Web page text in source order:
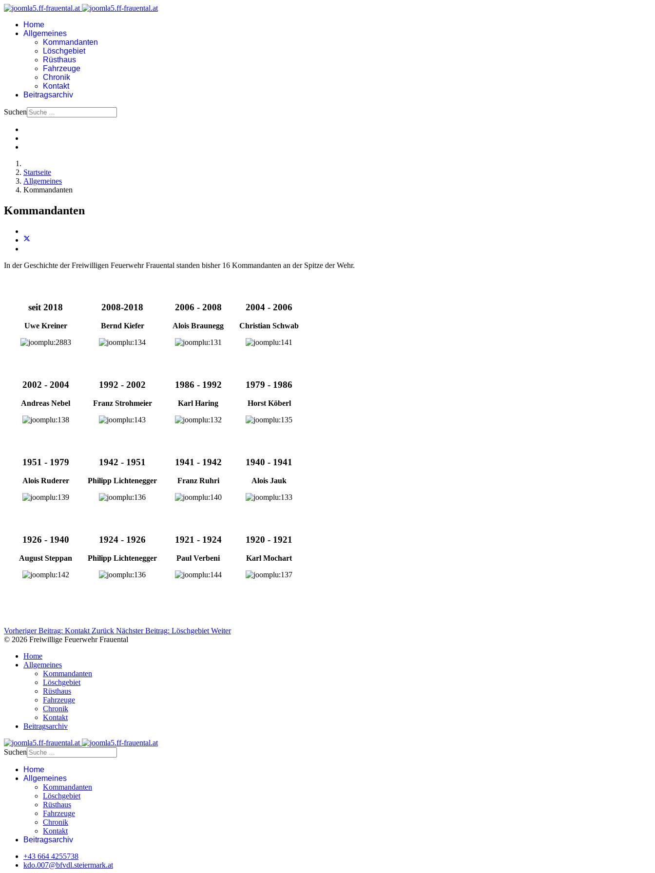
Home
Allgemeines
Kommandanten
Löschgebiet
Rüsthaus
Fahrzeuge
Chronik
Kontakt
Beitragsarchiv
Suchen
Startseite
Allgemeines
Kommandanten
Kommandanten
In der Geschichte der Freiwilligen Feuerwehr Frauental standen bisher 16 Kommandanten an der Spitze der Wehr.
seit 2018
Uwe Kreiner
2008-2018
Bernd Kiefer
2006 - 2008
Alois Braunegg
2004 - 2006
Christian Schwab
2002 - 2004
Andreas Nebel
1992 - 2002
Franz Strohmeier
1986 - 1992
Karl Haring
1979 - 1986
Horst Köberl
1951 - 1979
Alois Ruderer
1942 - 1951
Philipp Lichtenegger
1941 - 1942
Franz Ruhri
1940 - 1941
Alois Jauk
1926 - 1940
August Steppan
1924 - 1926
Philipp Lichtenegger
1921 - 1924
Paul Verbeni
1920 - 1921
Karl Mochart
Vorheriger Beitrag: Kontakt Zurück Nächster Beitrag: Löschgebiet Weiter
© 2026 Freiwillige Feuerwehr Frauental
Home
Allgemeines
Kommandanten
Löschgebiet
Rüsthaus
Fahrzeuge
Chronik
Kontakt
Beitragsarchiv
Suchen
Home
Allgemeines
Kommandanten
Löschgebiet
Rüsthaus
Fahrzeuge
Chronik
Kontakt
Beitragsarchiv
+43 664 4255738‬
kdo.007@bfvdl.steiermark.at